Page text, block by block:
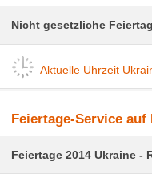
Nicht gesetzliche
Aktuelle Uhrzeit
Feiertage-Service auf
Feiertage 2014 Ukraine -